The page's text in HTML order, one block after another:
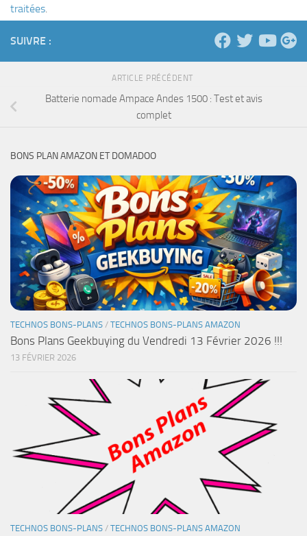
traitées.
SUIVRE :
ARTICLE PRÉCÉDENT
Batterie nomade Ampace Andes 1500 : Test et avis
complet
BONS PLAN AMAZON ET DOMADOO
TECHNOS BONS-PLANS / TECHNOS BONS-PLANS AMAZON
Bons Plans Geekbuying du Vendredi 13 Février 2026 !!!
13 FÉVRIER 2026
TECHNOS BONS-PLANS / TECHNOS BONS-PLANS AMAZON